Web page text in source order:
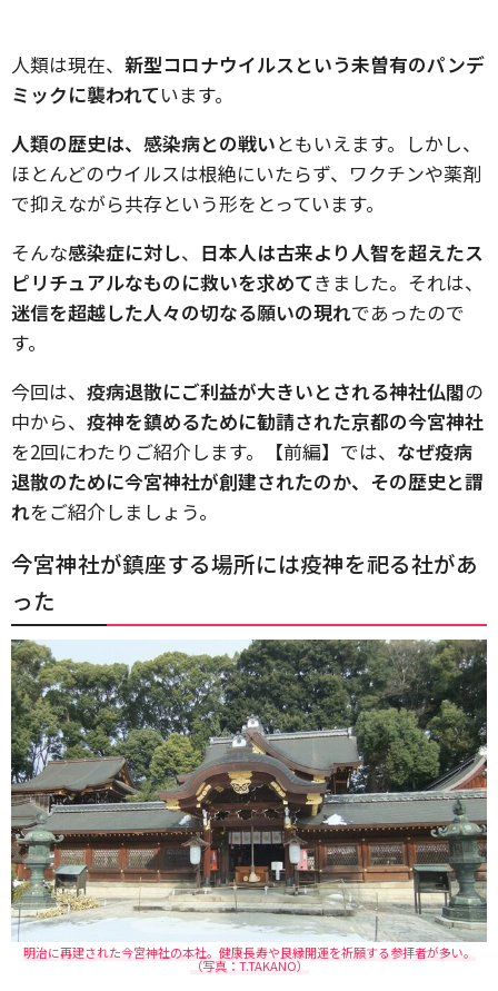
人類は現在、 新型コロナウイルスという未曽有のパンデ
ミックに襲われています。
人類の歴史は、感染病との戦いともいえます。しかし、
ほとんどのウイルスは根絶にいたらず、ワクチンや薬剤
で抑えながら共存という形をとっています。
そんな感染症に対し、 日本人は古来より人智を超えたス
ピリチュアルなものに救いを求めてきました。それは、
迷信を超越した人々の切なる願いの現れであったので
す。
今回は、 疫病退散にご利益が大きいとされる神社仏閣の
中から、 疫神を鎮めるために勧請された京都の今宮神社
を2回にわたりご紹介します。【前編】では、 なぜ疫病
退散のために今宮神社が創建されたのか、その歴史と謂
れをご紹介しましょう。
今宮神社が鎮座する場所には疫神を祀る社があ
った
明治に再建された今宮神社の本社。健康長寿や良縁開運を祈願する参拝者が多い。
（写真：T.TAKANO）